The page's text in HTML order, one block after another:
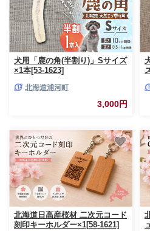
犬用「鹿の角(半割り)」Sサイズ
×1本[53-1623]
北海道浦河町
3,000円
北海道日高産桜材 二次元コード
刻印キーホルダー×1[58-1621]